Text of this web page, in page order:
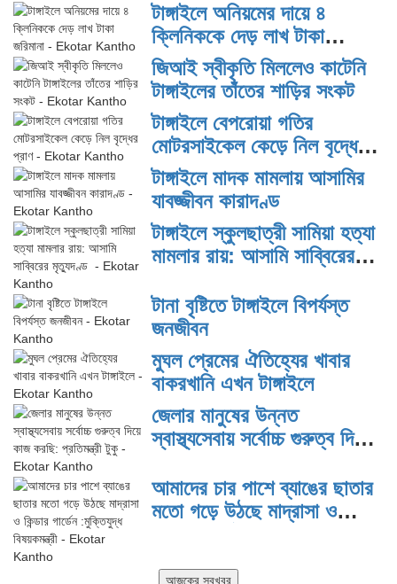
টাঙ্গাইলে অনিয়মের দায়ে ৪
ক্লিনিককে দেড় লাখ টাকা
জরিমানা
জিআই স্বীকৃতি মিললেও কাটেনি
টাঙ্গাইলের তাঁতের শাড়ির সংকট
টাঙ্গাইলে বেপরোয়া গতির
মোটরসাইকেল কেড়ে নিল বৃদ্ধের
প্রাণ
টাঙ্গাইলে মাদক মামলায় আসামির
যাবজ্জীবন কারাদণ্ড
টাঙ্গাইলে স্কুলছাত্রী সামিয়া হত্যা
মামলার রায়: আসামি সাব্বিরের
টানা বৃষ্টিতে টাঙ্গাইলে বিপর্যস্ত
জনজীবন
মুঘল প্রেমের ঐতিহ্যের খাবার
বাকরখানি এখন টাঙ্গাইলে
জেলার মানুষের উন্নত
স্বাস্থ্যসেবায় সর্বোচ্চ গুরুত্ব দিয়ে
আমাদের চার পাশে ব্যাঙের ছাতার
মতো গড়ে উঠছে মাদ্রাসা ও